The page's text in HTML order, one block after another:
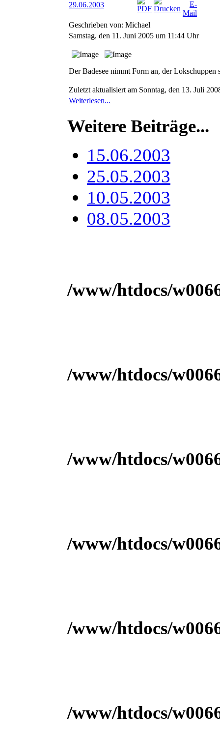
29.06.2003
Geschrieben von: Michael
Samstag, den 11. Juni 2005 um 11:44 Uhr
Der Badesee nimmt Form an, der Lokschuppen
Zuletzt aktualisiert am Sonntag, den 13. Juli
Weiterlesen...
Weitere Beiträge...
15.06.2003
25.05.2003
10.05.2003
08.05.2003
/www/htdocs/
/www/htdocs/
/www/htdocs/
/www/htdocs/
/www/htdocs/
/www/htdocs/